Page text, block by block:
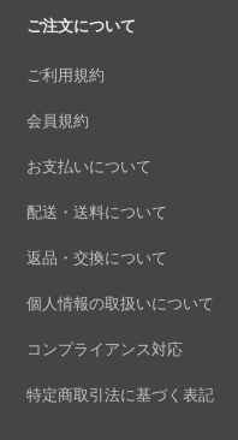
ご注文について
ご利用規約
会員規約
お支払いについて
配送・送料について
返品・交換について
個人情報の取扱いについて
コンプライアンス対応
特定商取引法に基づく表記